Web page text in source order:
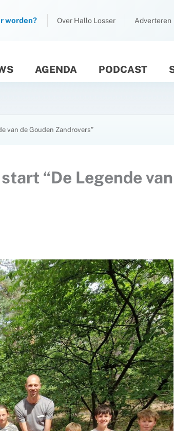
worden? Over Hallo Losser Adverteren
AGENDA PODCAST
van de Gouden Zandrovers”
“De Legende van